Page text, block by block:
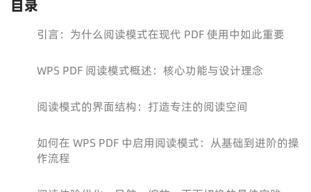
目录
引言：为什么阅读模式在现代 PDF 使用中如此重要
WPS PDF 阅读模式概述：核心功能与设计理念
阅读模式的界面结构：打造专注的阅读空间
如何在 WPS PDF 中启用阅读模式：从基础到进阶的操
作流程